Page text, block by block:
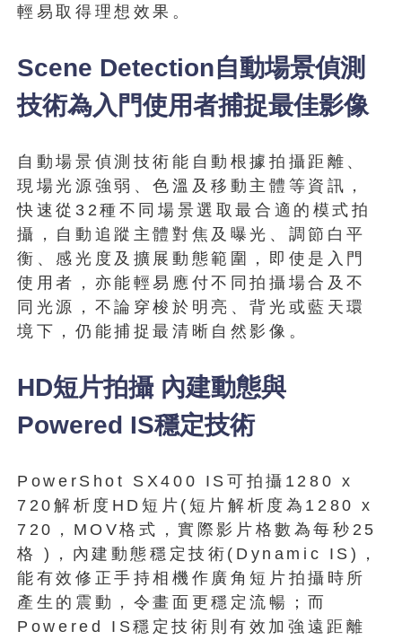
輕易取得理想效果。
Scene Detection自動場景偵測
技術為入門使用者捕捉最佳影像
自動場景偵測技術能自動根據拍攝距離、
現場光源強弱、色溫及移動主體等資訊，
快速從32種不同場景選取最合適的模式拍
攝，自動追蹤主體對焦及曝光、調節白平
衡、感光度及擴展動態範圍，即使是入門
使用者，亦能輕易應付不同拍攝場合及不
同光源，不論穿梭於明亮、背光或藍天環
境下，仍能捕捉最清晰自然影像。
HD短片拍攝 內建動態與
Powered IS穩定技術
PowerShot SX400 IS可拍攝1280 x
720解析度HD短片(短片解析度為1280 x
720，MOV格式，實際影片格數為每秒25
格 )，內建動態穩定技術(Dynamic IS)，
能有效修正手持相機作廣角短片拍攝時所
產生的震動，令畫面更穩定流暢；而
Powered IS穩定技術則有效加強遠距離